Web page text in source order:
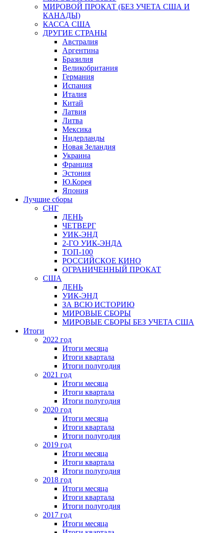
МИРОВОЙ ПРОКАТ (БЕЗ УЧЕТА США И
КАНАДЫ)
КАССА США
ДРУГИЕ СТРАНЫ
Австралия
Аргентина
Бразилия
Великобритания
Германия
Испания
Италия
Китай
Латвия
Литва
Мексика
Нидерланды
Новая Зеландия
Украина
Франция
Эстония
Ю.Корея
Япония
Лучшие сборы
СНГ
ДЕНЬ
ЧЕТВЕРГ
УИК-ЭНД
2-ГО УИК-ЭНДА
ТОП-100
РОССИЙСКОЕ КИНО
ОГРАНИЧЕННЫЙ ПРОКАТ
США
ДЕНЬ
УИК-ЭНД
ЗА ВСЮ ИСТОРИЮ
МИРОВЫЕ СБОРЫ
МИРОВЫЕ СБОРЫ БЕЗ УЧЕТА США
Итоги
2022 год
Итоги месяца
Итоги квартала
Итоги полугодия
2021 год
Итоги месяца
Итоги квартала
Итоги полугодия
2020 год
Итоги месяца
Итоги квартала
Итоги полугодия
2019 год
Итоги месяца
Итоги квартала
Итоги полугодия
2018 год
Итоги месяца
Итоги квартала
Итоги полугодия
2017 год
Итоги месяца